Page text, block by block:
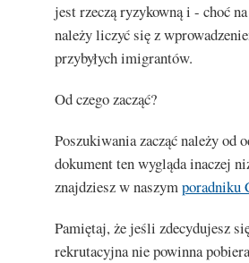
jest rzeczą ryzykowną i - choć
należy liczyć się z
przybyłych imigrantów.
Od czego zacząć?
Poszukiwania zacząć należy
dokument ten wygląda inaczej
znajdziesz w naszymporadniku
Pamiętaj, że jeśli zdecydujesz
rekrutacyjna nie powinna